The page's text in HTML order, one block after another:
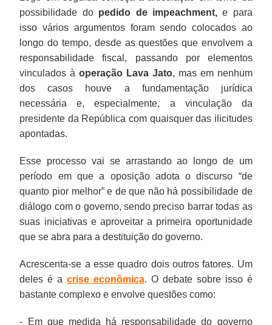
possibilidade do pedido de impeachment,e para
isso vários argumentos foram sendo colocados ao
longo do tempo, desde as questões que envolvem a
responsabilidade fiscal, passando por elementos
vinculados àoperação Lava Jato, mas em nenhum
dos casos houve a fundamentação jurídica
necessária e, especialmente, a vinculação da
presidente da República com quaisquer das ilicitudes
apontadas.
Esse processo vai se arrastando ao longo de um
período em que a oposição adota o discurso “de
quanto pior melhor” e de que não há possibilidade de
diálogo com o governo, sendo preciso barrar todas as
suas iniciativas e aproveitar a primeira oportunidade
que se abra para a destituição do governo.
Acrescenta-se a esse quadro dois outros fatores. Um
deles é acrise econômica. O debate sobre isso é
bastante complexo e envolve questões como:
- Em que medida há responsabilidade do governo